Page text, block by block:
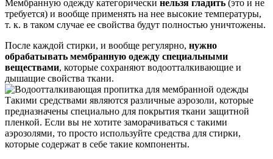
Мембранную одежду категорически нельзя гладить (это и не
требуется) и вообще применять на нее высокие температуры,
т. к. в таком случае ее свойства будут полностью уничтожены.
После каждой стирки, и вообще регулярно, нужно
обрабатывать мембранную одежду специальными
веществами, которые сохраняют водоотталкивающие и
дышащие свойства ткани.
Такими средствами являются различные аэрозоли, которые
предназначены специально для покрытия ткани защитной
пленкой. Если вы не хотите заморачиваться с такими
аэрозолями, то просто используйте средства для стирки,
которые содержат в себе такие компоненты.